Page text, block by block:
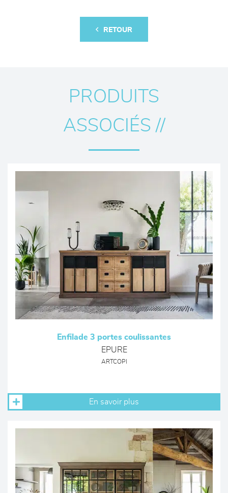
RETOUR
PRODUITS
ASSOCIÉS //
Enfilade 3 portes coulissantes
EPURE
ARTCOPI
En savoir plus